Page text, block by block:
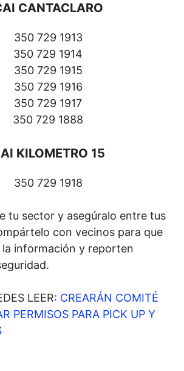
CANTACLARO
350 729 1913
350 729 1914
350 729 1915
350 729 1916
350 729 1917
350 729 1888
KILOMETRO 15
350 729 1918
tu sector y asegúralo entre tus
con vecinos para que
información y reporten
LEER: CREARÁN COMITÉ
PERMISOS PARA PICK UP Y